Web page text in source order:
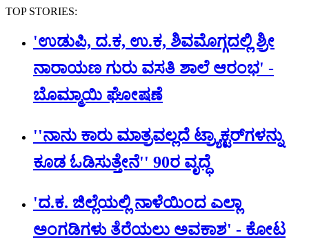
TOP STORIES:
'ಉಡುಪಿ, ದ.ಕ, ಉ.ಕ, ಶಿವಮೊಗ್ಗದಲ್ಲಿ ಶ್ರೀ
ನಾರಾಯಣ ಗುರು ವಸತಿ ಶಾಲೆ ಆರಂಭ' -
ಬೊಮ್ಮಾಯಿ ಘೋಷಣೆ
''ನಾನು ಕಾರು ಮಾತ್ರವಲ್ಲದೆ ಟ್ರ್ಯಾಕ್ಟರ್​ಗಳನ್ನು
ಕೂಡ ಓಡಿಸುತ್ತೇನೆ'' 90ರ ವೃದ್ಧೆ
'ದ.ಕ. ಜಿಲ್ಲೆಯಲ್ಲಿ ನಾಳೆಯಿಂದ ಎಲ್ಲಾ
ಅಂಗಡಿಗಳು ತೆರೆಯಲು ಅವಕಾಶ' - ಕೋಟ